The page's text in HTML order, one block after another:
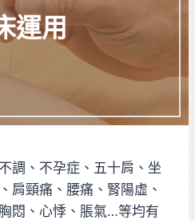
運用
調、不孕症、五十肩、坐
肩頸痛、腰痛、腎陽虛、
悶、心悸、脹氣…等均有